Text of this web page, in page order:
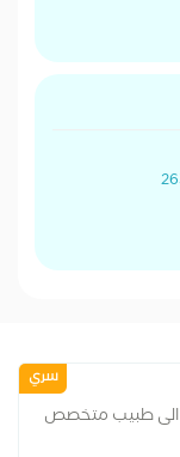
سري
الى طبيب متخصص